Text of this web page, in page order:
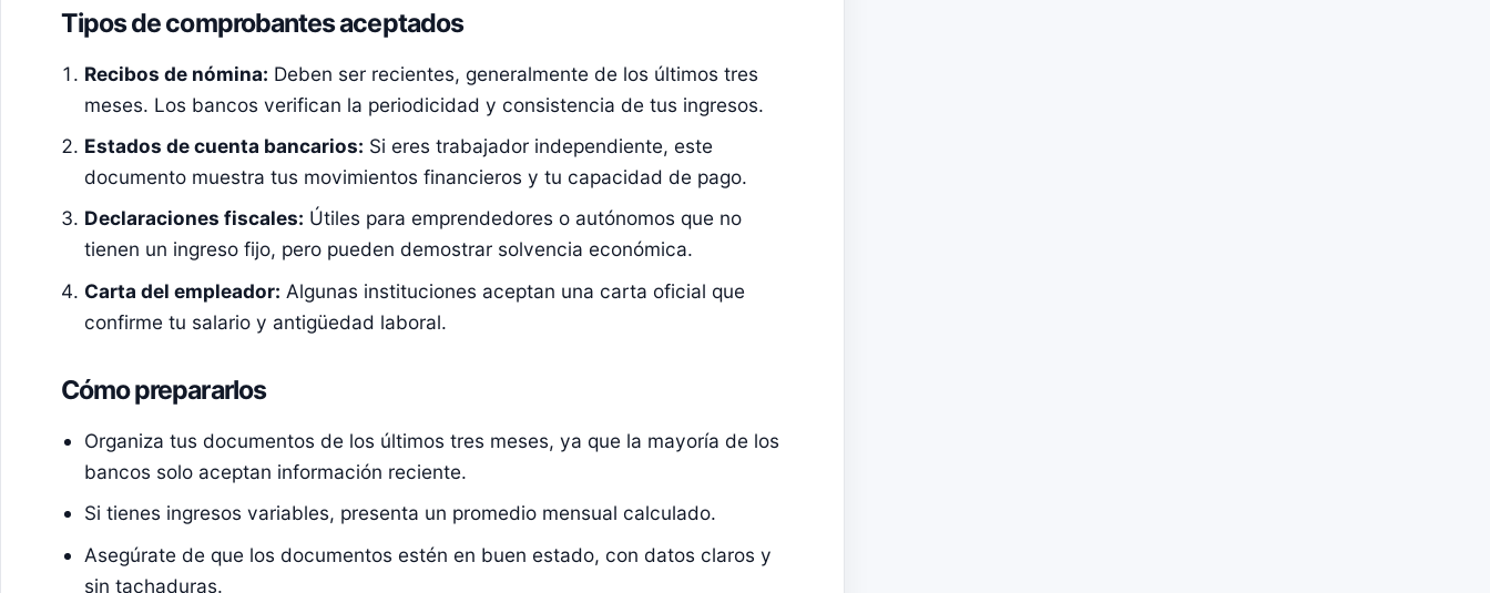
Tipos de comprobantes aceptados
Recibos de nómina: Deben ser recientes, generalmente de los últimos tres
meses. Los bancos verifican la periodicidad y consistencia de tus ingresos.
Estados de cuenta bancarios: Si eres trabajador independiente, este
documento muestra tus movimientos financieros y tu capacidad de pago.
Declaraciones fiscales: Útiles para emprendedores o autónomos que no
tienen un ingreso fijo, pero pueden demostrar solvencia económica.
Carta del empleador: Algunas instituciones aceptan una carta oficial que
confirme tu salario y antigüedad laboral.
Cómo prepararlos
Organiza tus documentos de los últimos tres meses, ya que la mayoría de los
bancos solo aceptan información reciente.
Si tienes ingresos variables, presenta un promedio mensual calculado.
Asegúrate de que los documentos estén en buen estado, con datos claros y
sin tachaduras.